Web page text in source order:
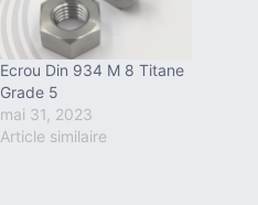
Ecrou Din 934 M 8 Titane
Grade 5
mai 31, 2023
Article similaire